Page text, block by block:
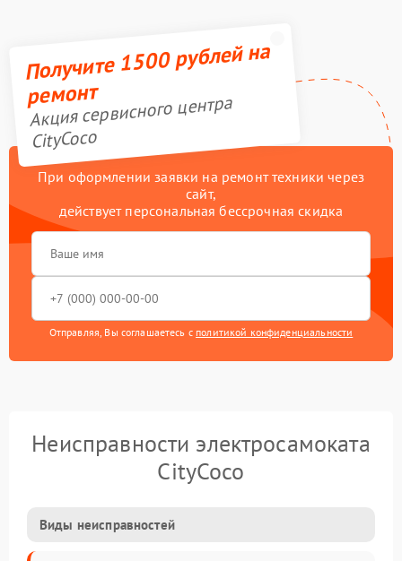
Получите 1500 рублей на
ремонт
Акция сервисного центра
CityCoco
При оформлении заявки на ремонт техники через
сайт,
действует персональная бессрочная скидка
Отправляя, Вы соглашаетесь с политикой конфиденциальности
Неисправности электросамоката
CityCoco
Виды неисправностей